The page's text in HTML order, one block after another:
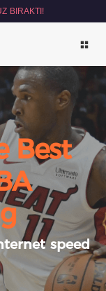
BIRAKTI!
Best
speed